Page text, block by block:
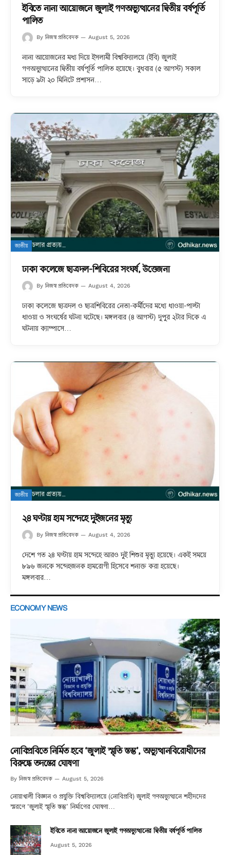
ইবিতে নানা আয়োজনে জুলাই গণঅভ্যুত্থানের দ্বিতীয় বর্ষপূর্তি
পালিত
By নিজস্ব প্রতিবেদক August 5, 2026
নানা আয়োজনের মধ্য দিয়ে ইসলামী বিশ্ববিদ্যালয়ে (ইবি) জুলাই
গণঅভ্যুত্থানের দ্বিতীয় বর্ষপূর্তি পালিত হয়েছে। বুধবার (৫ আগস্ট) সকাল
সাড়ে ৯টা ২০ মিনিটে প্রশাসন…
জাতীয়
ঢাকা কলেজে ছাত্রদল-শিবিরের সংঘর্ষ, উত্তেজনা
By নিজস্ব প্রতিবেদক August 4, 2026
ঢাকা কলেজে ছাত্রদল ও ছাত্রশিবিরের নেতা-কর্মীদের মধ্যে ধাওয়া-পাল্টা
ধাওয়া ও সংঘর্ষের ঘটনা ঘটেছে। মঙ্গলবার (৪ আগস্ট) দুপুর ২টার দিকে এ
ঘটনায় ক্যাম্পাসে…
জাতীয়
২৪ ঘণ্টায় হাম সন্দেহে দুইজনের মৃত্যু
By নিজস্ব প্রতিবেদক August 4, 2026
দেশে গত ২৪ ঘণ্টায় হাম সন্দেহে আরও দুই শিশুর মৃত্যু হয়েছে। একই সময়ে
৮৯৬ জনকে সন্দেহজনক হামরোগী হিসেবে শনাক্ত করা হয়েছে।
মঙ্গলবার…
ECONOMY NEWS
নোবিপ্রবিতে নির্মিত হবে ‘জুলাই স্মৃতি স্তম্ভ’, অভ্যুত্থানবিরোধীদের
বিরুদ্ধে তদন্তের ঘোষণা
By নিজস্ব প্রতিবেদক August 5, 2026
নোয়াখালী বিজ্ঞান ও প্রযুক্তি বিশ্ববিদ্যালয়ে (নোবিপ্রবি) জুলাই গণঅভ্যুত্থানে শহীদদের
স্মরণে ‘জুলাই স্মৃতি স্তম্ভ’ নির্মাণের ঘোষণা…
ইবিতে নানা আয়োজনে জুলাই গণঅভ্যুত্থানের দ্বিতীয় বর্ষপূর্তি পালিত
August 5, 2026